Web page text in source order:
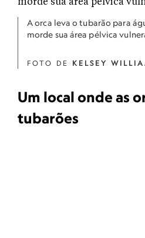
A orca leva o tubarão para
morde sua área pélvica
FOTO DE KELSEY
Um local onde as
tubarões